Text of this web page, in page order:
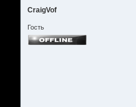
CraigVof
Гость